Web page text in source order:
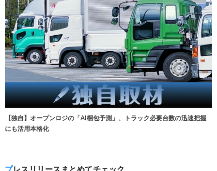
【独自】オープンロジの「AI梱包予測」、トラック必要台数の迅速把握
にも活用本格化
プレスリリースまとめてチェック